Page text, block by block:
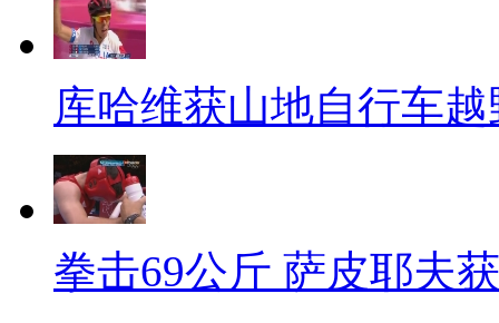
库哈维获山地自行车
拳击69公斤 萨皮耶夫